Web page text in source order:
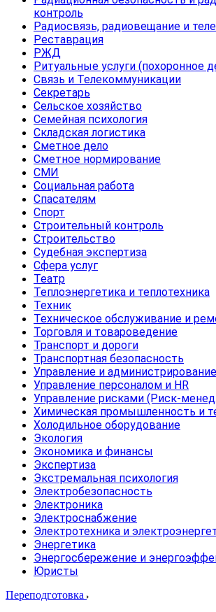
контроль
Радиосвязь, радиовещание и
Реставрация
РЖД
Ритуальные услуги (похоронное
Связь и Телекоммуникации
Секретарь
Сельское хозяйство
Семейная психология
Складская логистика
Сметное дело
Сметное нормирование
СМИ
Социальная работа
Спасателям
Спорт
Строительный контроль
Строительство
Судебная экспертиза
Сфера услуг
Театр
Теплоэнергетика и теплотехника
Техник
Техническое обслуживание и
Торговля и товароведение
Транспорт и дороги
Транспортная безопасность
Управление и администрирование
Управление персоналом и HR
Управление рисками (Риск-
Химическая промышленность и
Холодильное оборудование
Экология
Экономика и финансы
Экспертиза
Экстремальная психология
Электробезопасность
Электроника
Электроснабжение
Электротехника и
Энергетика
Энергосбережение и
Юристы
Переподготовка